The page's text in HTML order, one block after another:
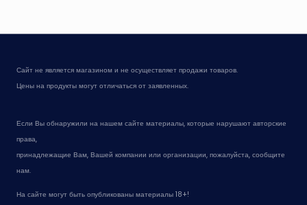
Сайт не является магазином и не осуществляет продажи товаров.
Цены на продукты могут отличаться от заявленных.
Если Вы обнаружили на нашем сайте материалы, которые нарушают авторские
права,
принадлежащие Вам, Вашей компании или организации, пожалуйста, сообщите
нам.
На сайте могут быть опубликованы материалы 18+!